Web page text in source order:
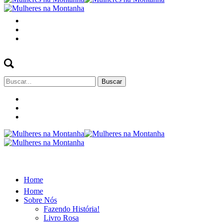
Buscar
por:
Home
Home
Sobre Nós
Fazendo História!
Livro Rosa